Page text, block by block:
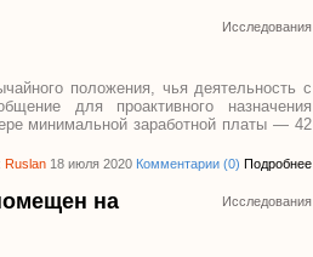
Исследования
положения, чья деятельность с
для проактивного назначения
минимальной заработной платы — 42
Ruslan 18 июля 2020 Комментарии (0) Подробнее
на
Исследования